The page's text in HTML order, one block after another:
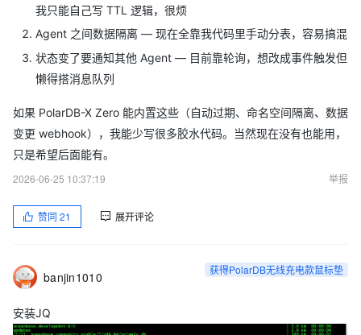
我只能自己写 TTL 逻辑，很烦
Agent 之间数据隔离 — 现在全靠我代码里手动分表，容易搞混
状态变了要通知其他 Agent — 目前靠轮询，想改成事件触发但
懒得搭消息队列
如果 PolarDB-X Zero 能内置这些（自动过期、命名空间隔离、数据
变更 webhook），我能少写很多胶水代码。当然现在没有也能用，
只是希望后面能有。
2026-06-25 10:37:19
举报
赞同 21 展开评论
banjin1010 获得PolarDB无线充电款鼠标垫
安装JQ